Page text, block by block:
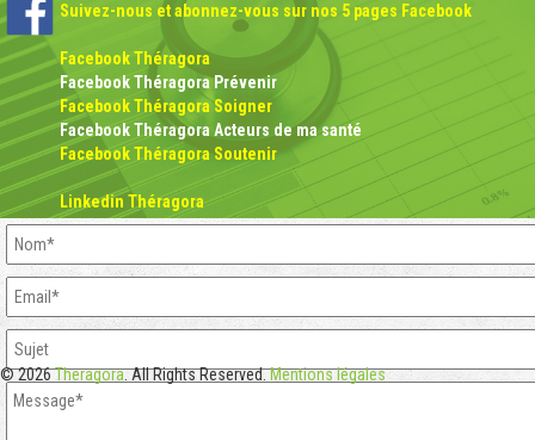
Suivez-nous et abonnez-vous sur nos 5 pages Facebook
Facebook Théragora
Facebook Théragora Prévenir
Facebook Théragora Soigner
Facebook Théragora Acteurs de ma santé
Facebook Théragora Soutenir
Linkedin Théragora
© 2026Theragora. All Rights Reserved.Mentions légales